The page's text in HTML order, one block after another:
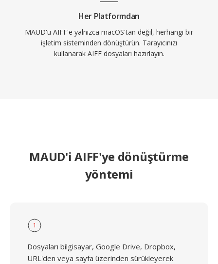
Her Platformdan
MAUD'u AIFF'e yalnızca macOS'tan değil, herhangi bir
işletim sisteminden dönüştürün. Tarayıcınızı
kullanarak AIFF dosyaları hazırlayın.
MAUD'i AIFF'ye dönüştürme
yöntemi
1
Dosyaları bilgisayar, Google Drive, Dropbox,
URL'den veya sayfa üzerinden sürükleyerek